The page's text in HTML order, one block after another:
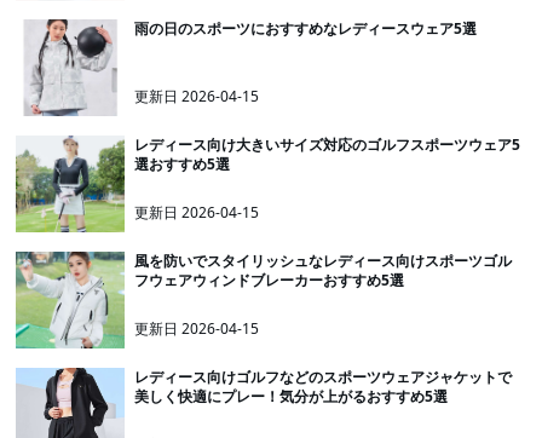
雨の日のスポーツにおすすめなレディースウェア5選
更新日2026-04-15
レディース向け大きいサイズ対応のゴルフスポーツウェア5
選おすすめ5選
更新日2026-04-15
風を防いでスタイリッシュなレディース向けスポーツゴル
フウェアウィンドブレーカーおすすめ5選
更新日2026-04-15
レディース向けゴルフなどのスポーツウェアジャケットで
美しく快適にプレー！気分が上がるおすすめ5選